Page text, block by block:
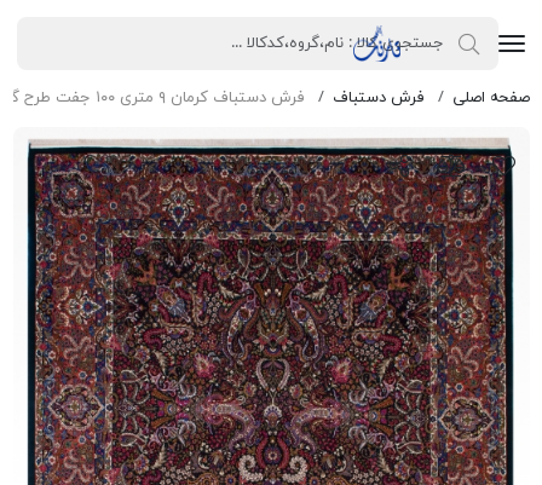
صفحه اصلی فرش دستباف فرش دستباف کرمان ۹ متری ۱۰۰ جفت طرح گل و بته